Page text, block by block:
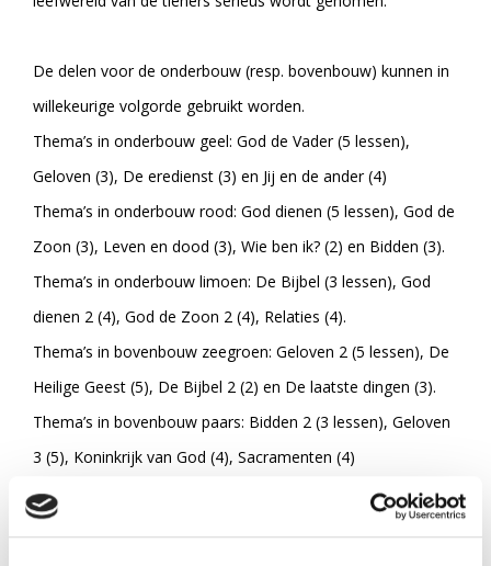
De delen voor de onderbouw (resp. bovenbouw) kunnen in
willekeurige volgorde gebruikt worden.
Thema’s in onderbouw geel: God de Vader (5 lessen),
Geloven (3), De eredienst (3) en Jij en de ander (4)
Thema’s in onderbouw rood: God dienen (5 lessen), God de
Zoon (3), Leven en dood (3), Wie ben ik? (2) en Bidden (3).
Thema’s in onderbouw limoen: De Bijbel (3 lessen), God
dienen 2 (4), God de Zoon 2 (4), Relaties (4).
Thema’s in bovenbouw zeegroen: Geloven 2 (5 lessen), De
Heilige Geest (5), De Bijbel 2 (2) en De laatste dingen (3).
Thema’s in bovenbouw paars: Bidden 2 (3 lessen), Geloven
3 (5), Koninkrijk van God (4), Sacramenten (4)
Thema’s in bovenbouw blauw: Leven met God (5 lessen),